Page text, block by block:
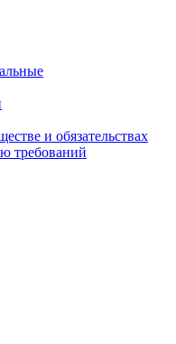
и обязательствах
требований